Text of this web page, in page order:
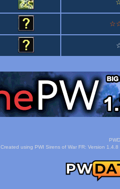
Created using PWI Sirens of War FR: Version